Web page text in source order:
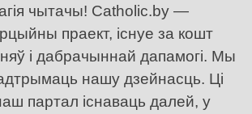
чытачы! Catholic.by —
праект, існуе за кошт
і дабрачыннай дапамогі. Мы
нашу дзейнасць. Ці
партал існаваць далей, у